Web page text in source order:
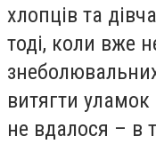
хлопців та
тоді, коли вже
витягти
не вдалося – в